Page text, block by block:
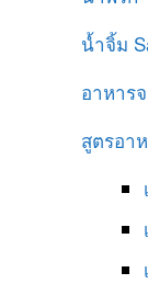
น้ำจิ้ม
อาหาร
สูตรอา